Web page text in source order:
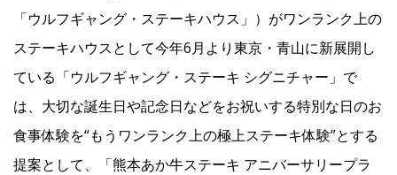
Contact
Facebook
JP EN
「ウルフギャング・ステーキハウス」）がワンランク上の
ステーキハウスとして今年6月より東京・青山に新展開し
ている「ウルフギャング・ステーキ シグニチャー」で
は、大切な誕生日や記念日などをお祝いする特別な日のお
食事体験を“もうワンランク上の極上ステーキ体験”とする
提案として、「熊本あか牛ステーキ アニバーサリープラ